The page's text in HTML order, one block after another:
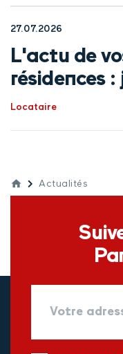
27.07.2026
L'actu de
résidences
Locataire
Actualités